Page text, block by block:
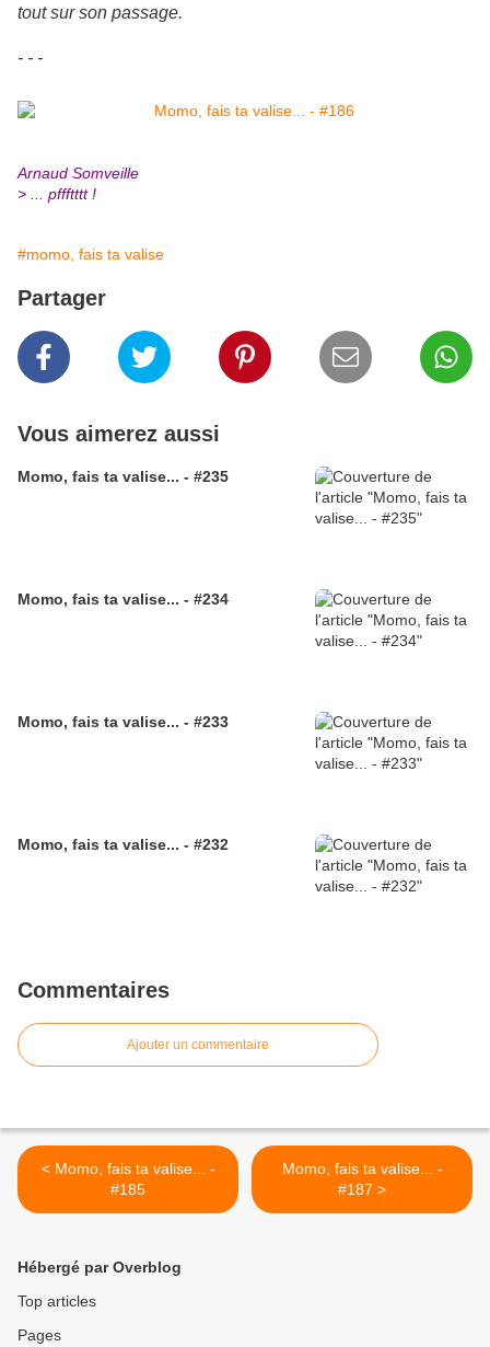
tout sur son passage.
- - -
Arnaud Somveille
> ... pffftttt !
#momo, fais ta valise
Partager
Vous aimerez aussi
Momo, fais ta valise... - #235
Momo, fais ta valise... - #234
Momo, fais ta valise... - #233
Momo, fais ta valise... - #232
Commentaires
Ajouter un commentaire
< Momo, fais ta valise... -
#185
Momo, fais ta valise... -
#187 >
Hébergé par Overblog
Top articles
Pages